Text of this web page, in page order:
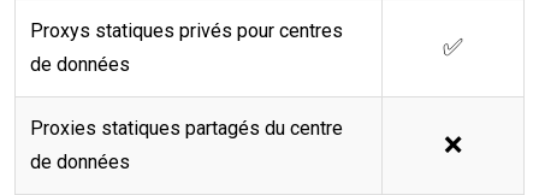
Proxys statiques privés pour centres
de données
✅
Proxies statiques partagés du centre
de données
❌